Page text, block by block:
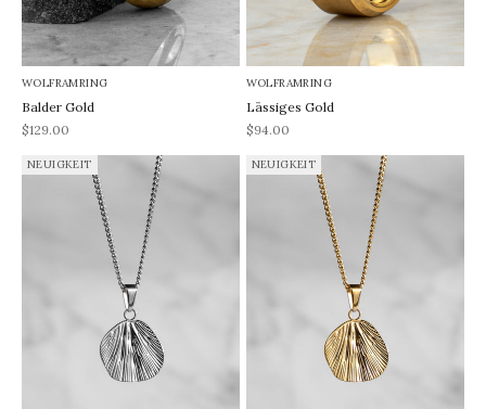
WOLFRAMRING
Balder Gold
REA-pris
$129.00
WOLFRAMRING
Lässiges Gold
REA-pris
$94.00
NEUIGKEIT NEUIGKEIT